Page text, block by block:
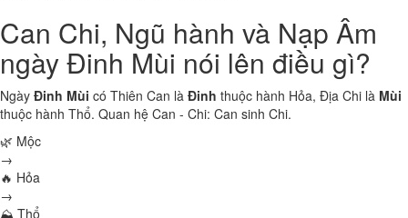
Can Chi, Ngũ hành và Nạp Âm
ngày Đinh Mùi nói lên điều gì?
Ngày Đinh Mùi có Thiên Can là Đinh thuộc hành Hỏa, Địa Chi là Mùi
thuộc hành Thổ. Quan hệ Can - Chi: Can sinh Chi.
🌿 Mộc
→
🔥 Hỏa
→
⛰ Thổ